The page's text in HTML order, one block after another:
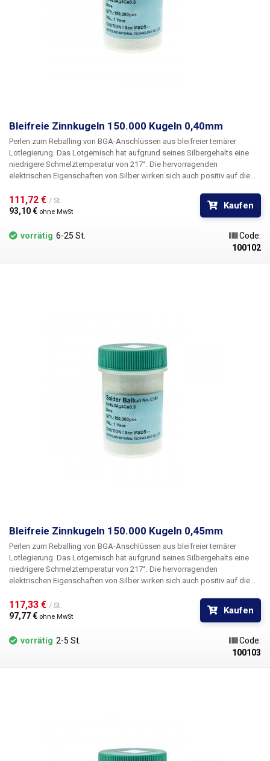
Bleifreie Zinnkugeln 150.000 Kugeln 0,40mm
Perlen zum Reballing von BGA-Anschlüssen aus bleifreier ternärer
Lotlegierung. Das Lotgemisch hat aufgrund seines Silbergehalts eine
niedrigere Schmelztemperatur von 217°. Die hervorragenden
elektrischen Eigenschaften von Silber wirken sich auch positiv auf die
Festigkeit der Verbindung.
111,72 € / St.
93,10 € ohne MwSt
Kaufen
vorrätig 6-25 St.
Code:
100102
Bleifreie Zinnkugeln 150.000 Kugeln 0,45mm
Perlen zum Reballing von BGA-Anschlüssen aus bleifreier ternärer
Lotlegierung. Das Lotgemisch hat aufgrund seines Silbergehalts eine
niedrigere Schmelztemperatur von 217°. Die hervorragenden
elektrischen Eigenschaften von Silber wirken sich auch positiv auf die
Festigkeit der Verbindung.
117,33 € / St.
97,77 € ohne MwSt
Kaufen
vorrätig 2-5 St.
Code:
100103